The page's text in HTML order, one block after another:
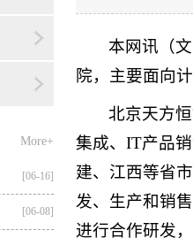
More+
[06-16]
[06-08]
本网讯（
院，主要面向
北京天方
集成、IT产品
建、江西等省
发、生产和销
进行合作研发